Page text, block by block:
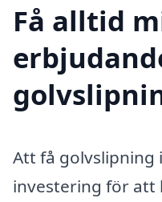
Få alltid
Att få golvslipning
investering för att